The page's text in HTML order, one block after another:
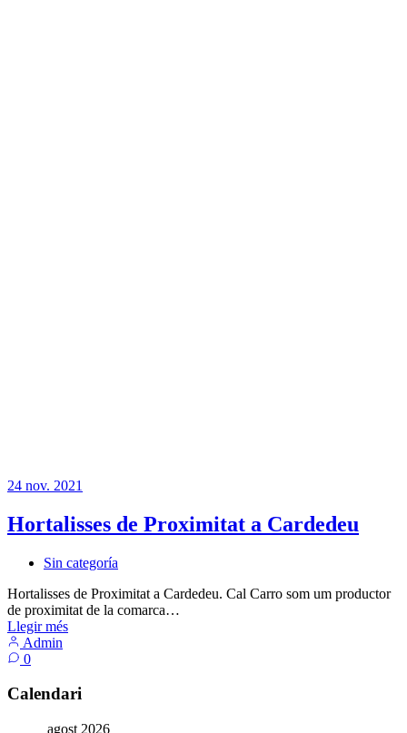
24 nov. 2021
Hortalisses de Proximitat a Cardedeu
Sin categoría
Hortalisses de Proximitat a Cardedeu. Cal Carro som um productor
de proximitat de la comarca…
Llegir més
Admin
0
Calendari
agost 2026